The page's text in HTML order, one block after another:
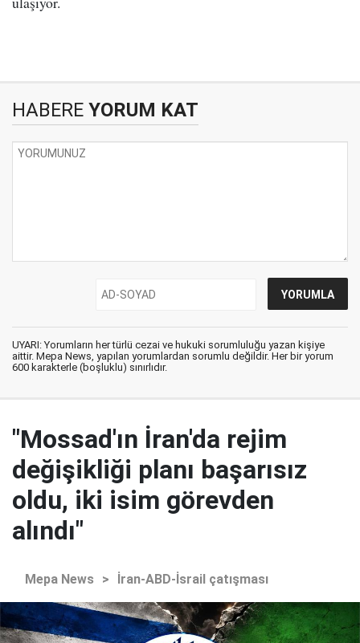
HABERE YORUM KAT
UYARI: Yorumların her türlü cezai ve hukuki sorumluluğu yazan kişiye
aittir. Mepa News, yapılan yorumlardan sorumlu değildir. Her bir yorum
600 karakterle (boşluklu) sınırlıdır.
"Mossad'ın İran'da rejim
değişikliği planı başarısız
oldu, iki isim görevden
alındı"
Mepa News > İran-ABD-İsrail çatışması